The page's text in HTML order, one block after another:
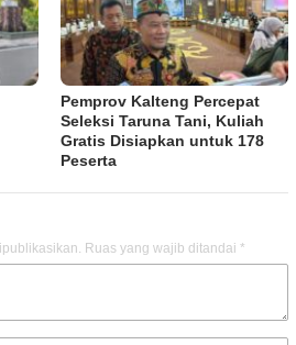
Pemprov Kalteng Percepat
Seleksi Taruna Tani, Kuliah
Gratis Disiapkan untuk 178
Peserta
Ruas yang wajib ditandai *